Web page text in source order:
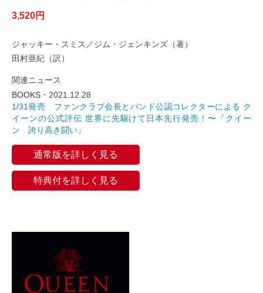
3,520円
ジャッキー・スミス／ジム・ジェンキンズ（著）
田村亜紀（訳）
関連ニュース
BOOKS・ 2021.12.28
1/31発売 ファンクラブ会長とバンド公認コレクターによる ク
イーンの公式評伝 世界に先駆けて日本先行発売！〜『クイー
ン 誇り高き闘い』
通常版を詳しく見る
特典付を詳しく見る